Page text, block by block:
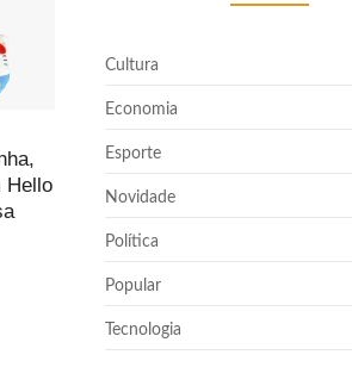
Hello
Cultura
Economia
Esporte
Novidade
Política
Popular
Tecnologia